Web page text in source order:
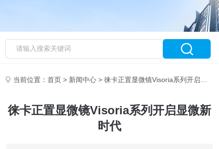
当前位置：首页 > 新闻中心 > 徕卡正置显微镜Visoria系列开启显微新时代
徕卡正置显微镜Visoria系列开启显微新
时代